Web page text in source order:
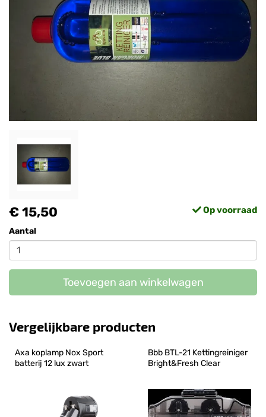
€ 15,50 Op voorraad
Aantal
Toevoegen aan winkelwagen
Vergelijkbare producten
Axa koplamp Nox Sport
batterij 12 lux zwart
Bbb BTL-21 Kettingreiniger
Bright&Fresh Clear